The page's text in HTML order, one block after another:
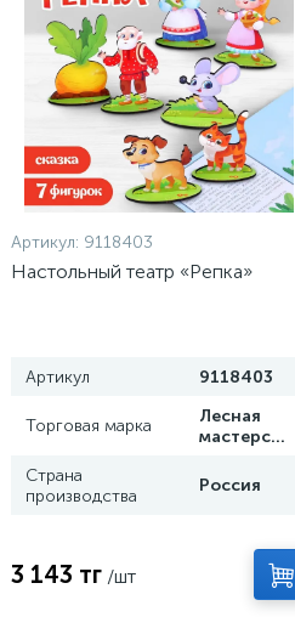
Артикул: 9118403
Настольный театр «Репка»
Артикул 9118403
Торговая марка
Лесная
мастерская
Страна
производства
Россия
3 143 тг /шт